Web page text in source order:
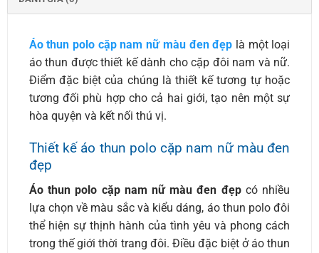
Áo thun polo cặp nam nữ màu đen đẹp là một loại
áo thun được thiết kế dành cho cặp đôi nam và nữ.
Điểm đặc biệt của chúng là thiết kế tương tự hoặc
tương đối phù hợp cho cả hai giới, tạo nên một sự
hòa quyện và kết nối thú vị.
Thiết kế áo thun polo cặp nam nữ màu đen
đẹp
Áo thun polo cặp nam nữ màu đen đẹpcó nhiều
lựa chọn về màu sắc và kiểu dáng, áo thun polo đôi
thể hiện sự thịnh hành của tình yêu và phong cách
trong thế giới thời trang đôi. Điều đặc biệt ở áo thun